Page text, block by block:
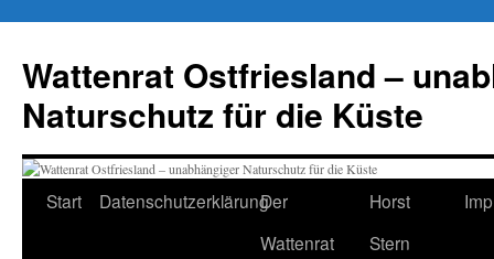
springen
Wattenrat Ostfriesland –
Naturschutz für die Küste
Start DatenschutzerklärungDer
Wattenrat
Horst
Stern